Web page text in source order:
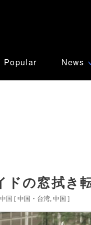
Popular News
ドの窓拭き
国 [中国・台湾 中国 ]